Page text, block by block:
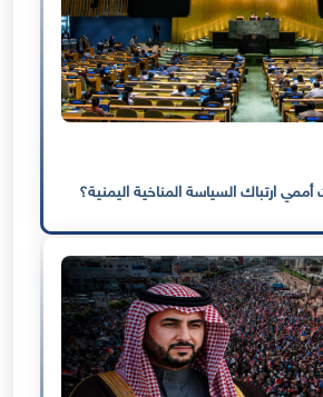
ارتباك السياسة المناخية اليمنية؟